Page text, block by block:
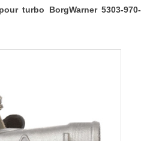
turbo BorgWarner 5303-970-